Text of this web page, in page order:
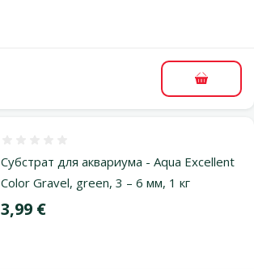
В
Субстрат для аквариума - Aqua Excellent
Color Gravel, green, 3 – 6 мм, 1 кг
Цена
3,99 €